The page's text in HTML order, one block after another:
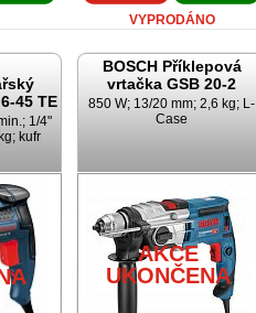
VYPRODÁNO
45 TE
1/4"
kufr
BOSCH Příklepová
vrtačka GSB 20-2
850 W; 13/20 mm; 2,6 kg; L-
Case
AKCE
UKONČENA